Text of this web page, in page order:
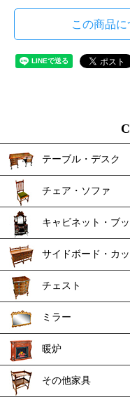
この商品
テーブル・デスク
チェア・ソファ
キャビネット・ブ
サイドボード・カ
チェスト
ミラー
暖炉
その他家具